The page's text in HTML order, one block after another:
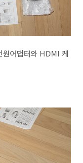
원어댑터와 HDMI 케